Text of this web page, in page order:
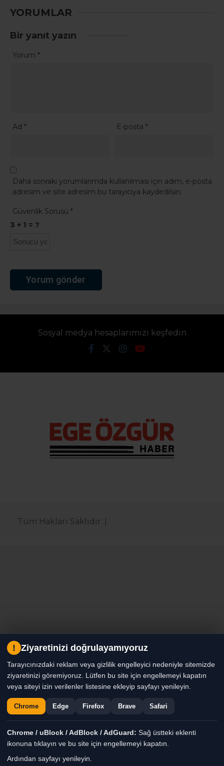
YORUMLAR
Bir yanıt yazın
Yorum *
Ad * E-posta*
Daha sonraki yorumlarımda kullanılması için adım, e-posta
adresim ve site adresim bu tarayıcıya kaydedilsin.
Güvenlik Sorusu *
3 + 1 = ?
Sosyal medya hesaplarımızı keşfedin
Tüm Hakları Saklıdır. |
! Ziyaretinizi doğrulayamıyoruz
Tarayıcınızdaki reklam veya gizlilik engelleyici nedeniyle sitemizde
ziyaretinizi göremiyoruz. Lütfen bu site için engellemeyi kapatın
veya siteyi izin verilenler listesine ekleyip sayfayı yenileyin.
Chrome Edge Firefox Brave Safari
Chrome / uBlock / AdBlock / AdGuard: Sağ üstteki eklenti
ikonuna tıklayın ve bu site için engellemeyi kapatın.
Ardından sayfayı yenileyin.